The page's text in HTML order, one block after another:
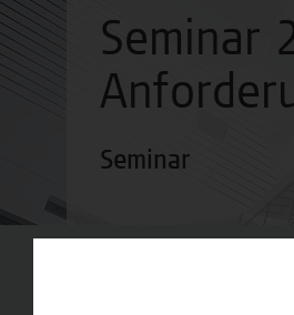
Seminar
Seminar